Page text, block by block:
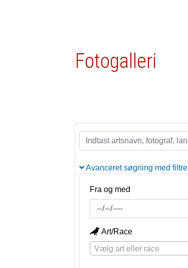
Fotogalleri
Avanceret søgning med filtre
Fra og med
Art/Race
Vælg art eller race